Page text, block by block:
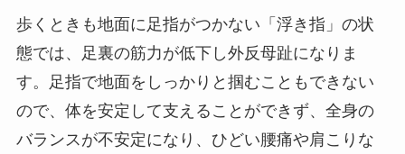
歩くときも地面に足指がつかない「浮き指」の状
態では、足裏の筋力が低下し外反母趾になりま
す。足指で地面をしっかりと掴むこともできない
ので、体を安定して支えることができず、全身の
バランスが不安定になり、ひどい腰痛や肩こりな